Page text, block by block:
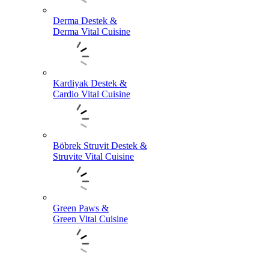
Derma Destek &
Derma Vital Cuisine
Kardiyak Destek &
Cardio Vital Cuisine
Böbrek Struvit Destek &
Struvite Vital Cuisine
Green Paws &
Green Vital Cuisine